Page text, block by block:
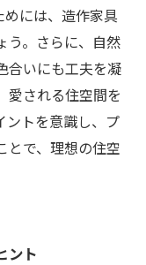
には、造作家具
う。さらに、自然
合いにも工夫を凝
愛される住空間を
ントを意識し、プ
とで、理想の住空
ント